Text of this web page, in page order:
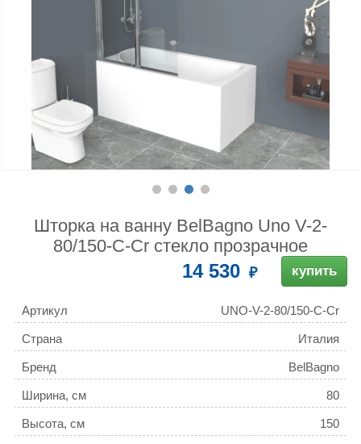
Шторка на ванну BelBagno Uno V-2-
80/150-C-Cr стекло прозрачное
14 530 купить
Артикул UNO-V-2-80/150-C-Cr
Страна Италия
Бренд BelBagno
Ширина, см 80
Высота, см 150